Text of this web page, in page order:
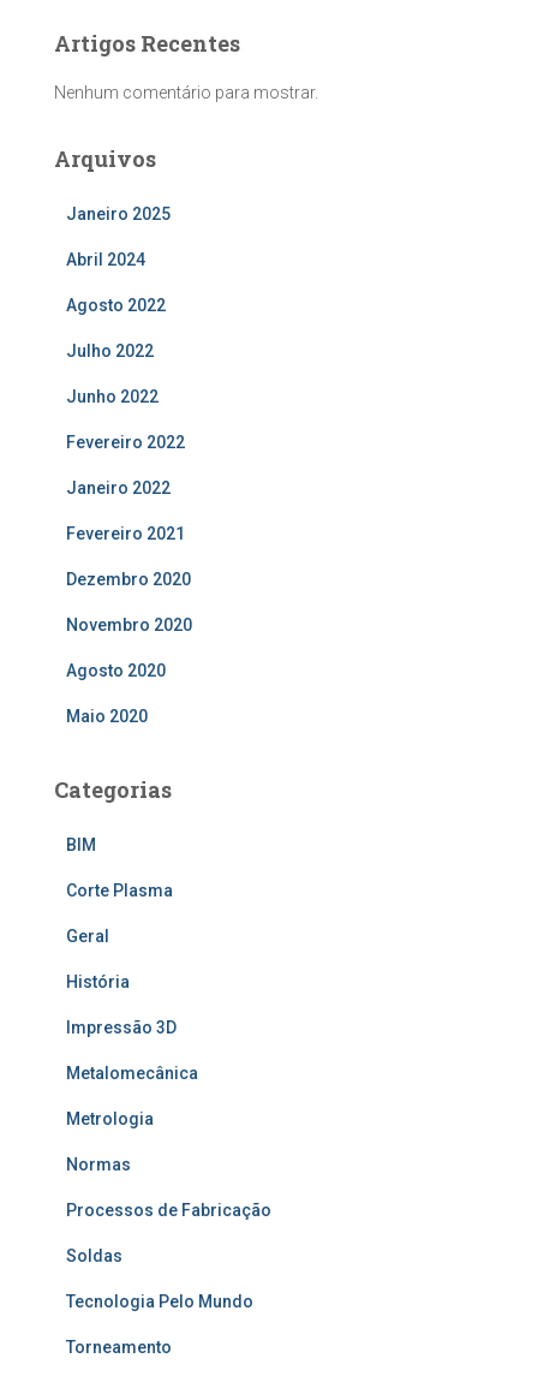
Artigos Recentes
Nenhum comentário para mostrar.
Arquivos
Janeiro 2025
Abril 2024
Agosto 2022
Julho 2022
Junho 2022
Fevereiro 2022
Janeiro 2022
Fevereiro 2021
Dezembro 2020
Novembro 2020
Agosto 2020
Maio 2020
Categorias
BIM
Corte Plasma
Geral
História
Impressão 3D
Metalomecânica
Metrologia
Normas
Processos de Fabricação
Soldas
Tecnologia Pelo Mundo
Torneamento